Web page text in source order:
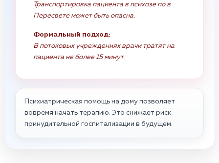
Транспортировка пациента в психозе по в
Пересвете может быть опасна.
Формальный подход:
В потоковых учреждениях врачи тратят на
пациента не более 15 минут.
Психиатрическая помощь на дому позволяет
вовремя начать терапию. Это снижает риск
принудительной госпитализации в будущем.